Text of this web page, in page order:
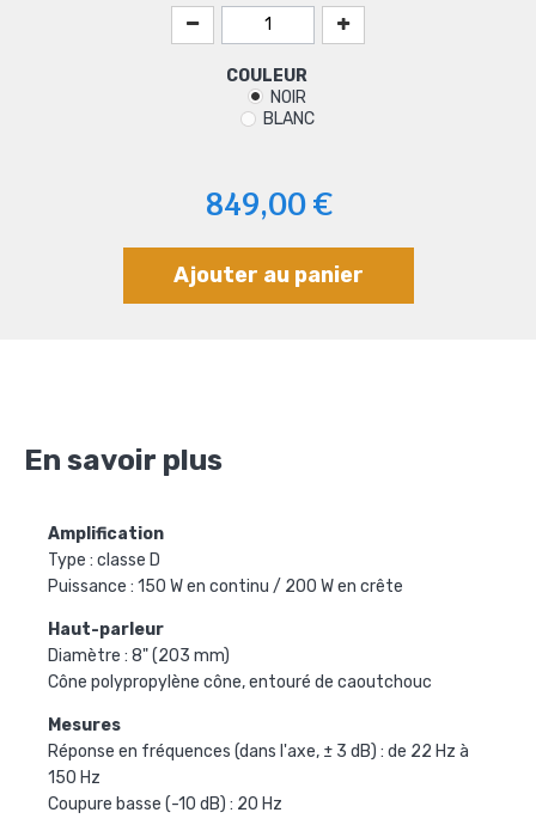
COULEUR
NOIR
BLANC
849,00 €
Ajouter au panier
En savoir plus
Amplification
Type : classe D
Puissance : 150 W en continu / 200 W en crête
Haut-parleur
Diamètre : 8" (203 mm)
Cône polypropylène cône, entouré de caoutchouc
Mesures
Réponse en fréquences (dans l'axe, ± 3 dB) : de 22 Hz à
150 Hz
Coupure basse (-10 dB) : 20 Hz